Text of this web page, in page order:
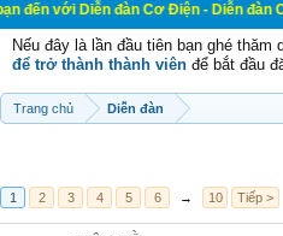
đàn Cơ Điện - Diễn đàn Cơ điện là
Nếu đây là lần đầu tiên bạn ghé
để trở thành thành viên để bắt đầu
Trang chủ Diễn đàn
1 2 3 4 5 6 → 10 Tiếp >